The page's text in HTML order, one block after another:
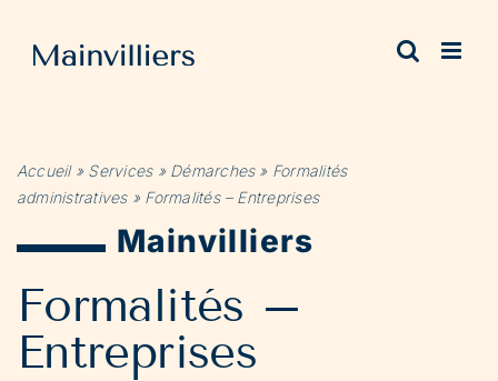
contenu
Accueil» Services» Démarches» Formalités
administratives» Formalités – Entreprises
Mainvilliers
Formalités –
Entreprises